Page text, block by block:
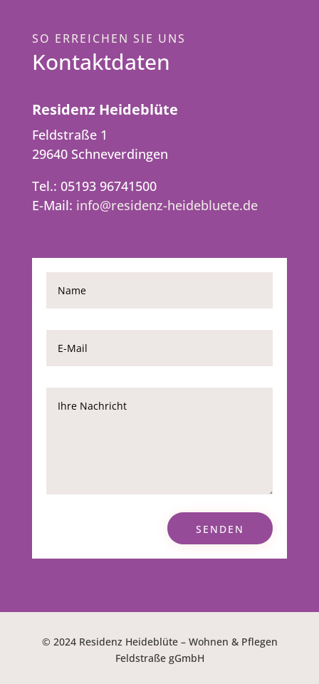
SO ERREICHEN SIE UNS
Kontaktdaten
Residenz Heideblüte
Feldstraße 1
29640 Schneverdingen
Tel.: 05193 96741500
E-Mail: info@residenz-heidebluete.de
SENDEN
© 2024 Residenz Heideblüte – Wohnen & Pflegen
Feldstraße gGmbH